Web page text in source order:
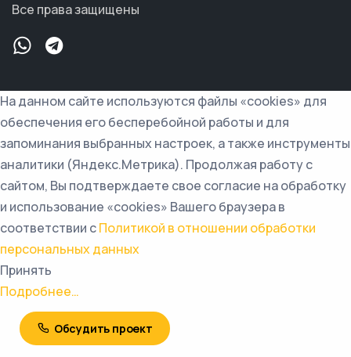
Все права защищены
На данном сайте используются файлы «cookies» для
обеспечения его бесперебойной работы и для
запоминания выбранных настроек, а также инструменты
аналитики (Яндекс.Метрика). Продолжая работу с
сайтом, Вы подтверждаете свое согласие на обработку
и использование «cookies» Вашего браузера в
соответствии сПолитикой в отношении обработки
персональных данных
Принять
Подробнее…
Обсудить проект